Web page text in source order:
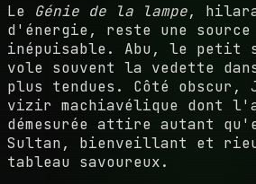
Le Génie de la lampe,
d'énergie, reste une source
inépuisable. Abu, le petit
vole souvent la vedette
plus tendues. Côté obscur,
vizir machiavélique dont
démesurée attire autant
Sultan, bienveillant et
tableau savoureux.